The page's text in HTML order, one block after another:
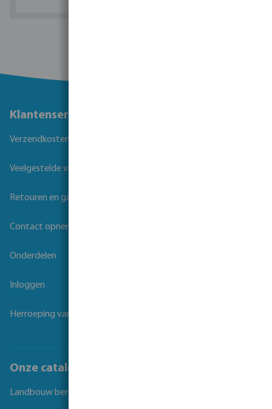
Klantenservice
Verzendkosten
Veelgestelde vragen
Retouren en garantie
Contact opnemen
Onderdelen
Inloggen
Herroeping van overeenkomst
Onze catalogi
Landbouw beregening